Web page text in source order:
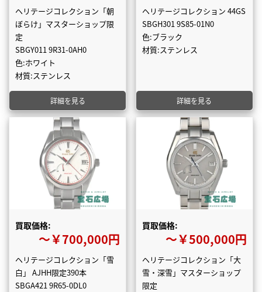
ヘリテージコレクション「朝
ぼらけ」マスターショップ限
定
SBGY011 9R31-0AH0
色:ホワイト
材質:ステンレス
詳細を見る
ヘリテージコレクション 44GS
SBGH301 9S85-01N0
色:ブラック
材質:ステンレス
詳細を見る
買取価格:
〜￥700,000円
ヘリテージコレクション「雪
白」 AJHH限定390本
SBGA421 9R65-0DL0
買取価格:
〜￥500,000円
ヘリテージコレクション「大
雪・深雪」マスターショップ
限定